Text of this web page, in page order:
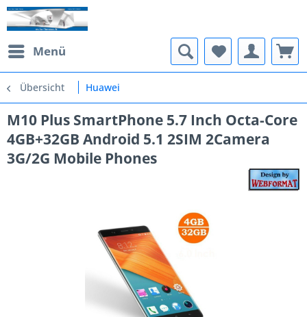
Menü
Übersicht Huawei
M10 Plus SmartPhone 5.7 Inch Octa-Core
4GB+32GB Android 5.1 2SIM 2Camera
3G/2G Mobile Phones